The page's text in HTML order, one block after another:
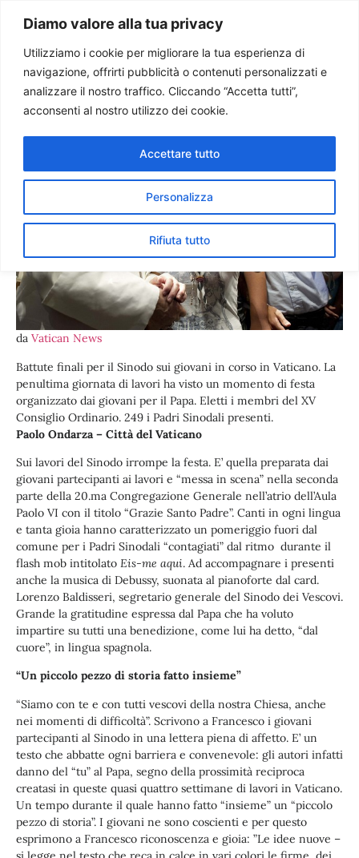
Diamo valore alla tua privacy
Utilizziamo i cookie per migliorare la tua esperienza di
navigazione, offrirti pubblicità o contenuti personalizzati e
analizzare il nostro traffico. Cliccando “Accetta tutti”,
acconsenti al nostro utilizzo dei cookie.
Personalizza
Rifiuta tutto
Accettare tutto
Paolo Ondarza
Sinodo. La festa dei giovani
con il Papa
da Vatican News
Battute finali per il Sinodo sui giovani in corso in Vaticano. La
penultima giornata di lavori ha visto un momento di festa
organizzato dai giovani per il Papa. Eletti i membri del XV
Consiglio Ordinario. 249 i Padri Sinodali presenti.
Paolo Ondarza – Città del Vaticano
Sui lavori del Sinodo irrompe la festa. E’ quella preparata dai
giovani partecipanti ai lavori e “messa in scena” nella seconda
parte della 20.ma Congregazione Generale nell’atrio dell’Aula
Paolo VI con il titolo “Grazie Santo Padre”. Canti in ogni lingua
e tanta gioia hanno caratterizzato un pomeriggio fuori dal
comune per i Padri Sinodali “contagiati” dal ritmo durante il
flash mob intitolato Eis-me aqui. Ad accompagnare i presenti
anche la musica di Debussy, suonata al pianoforte dal card.
Lorenzo Baldisseri, segretario generale del Sinodo dei Vescovi.
Grande la gratitudine espressa dal Papa che ha voluto
impartire su tutti una benedizione, come lui ha detto, “dal
cuore”, in lingua spagnola.
“Un piccolo pezzo di storia fatto insieme”
“Siamo con te e con tutti vescovi della nostra Chiesa, anche
nei momenti di difficoltà”. Scrivono a Francesco i giovani
partecipanti al Sinodo in una lettera piena di affetto. E’ un
testo che abbatte ogni barriera e convenevole: gli autori infatti
danno del “tu” al Papa, segno della prossimità reciproca
creatasi in queste quasi quattro settimane di lavori in Vaticano.
Un tempo durante il quale hanno fatto “insieme” un “piccolo
pezzo di storia”. I giovani ne sono coscienti e per questo
esprimono a Francesco riconoscenza e gioia: ”Le idee nuove –